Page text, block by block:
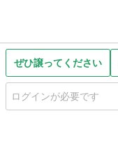
ぜひ譲ってください